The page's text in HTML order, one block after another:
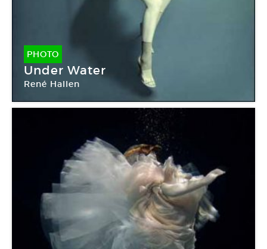
PHOTO
Under Water
René Hallen